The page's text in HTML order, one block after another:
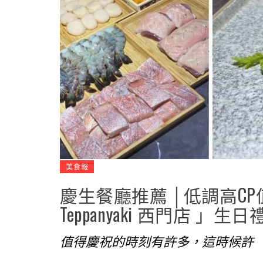
美食報
慶生餐廳推薦 │低調高
Teppanyaki 西門店 」生
值得慶祝的時刻有許多，這時候許